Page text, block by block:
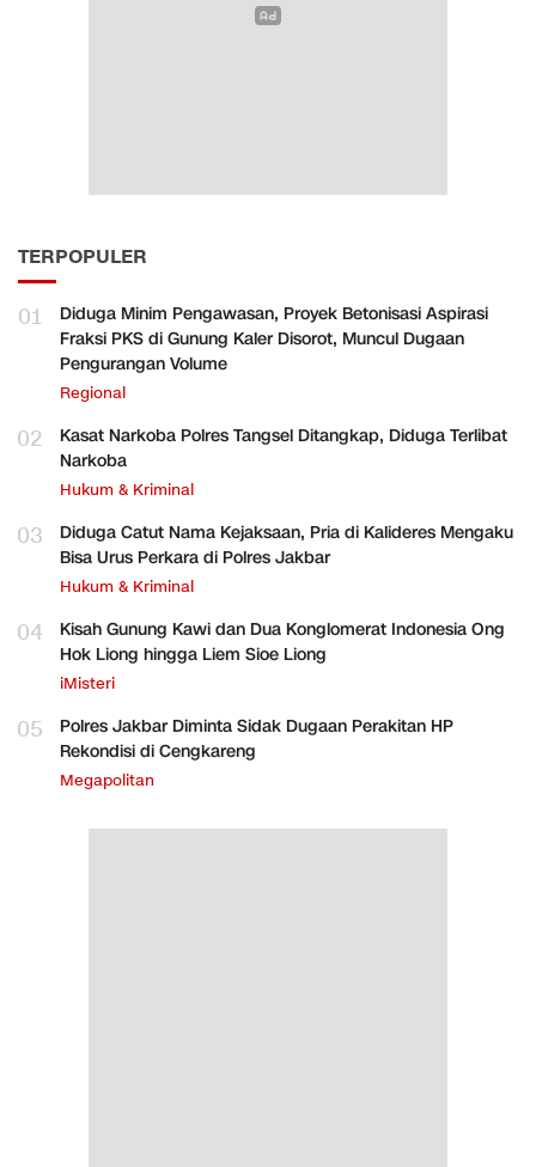
TERPOPULER
01
Diduga Minim Pengawasan, Proyek Betonisasi Aspirasi
Fraksi PKS di Gunung Kaler Disorot, Muncul Dugaan
Pengurangan Volume
Regional
02
Kasat Narkoba Polres Tangsel Ditangkap, Diduga Terlibat
Narkoba
Hukum & Kriminal
03
Diduga Catut Nama Kejaksaan, Pria di Kalideres Mengaku
Bisa Urus Perkara di Polres Jakbar
Hukum & Kriminal
04
Kisah Gunung Kawi dan Dua Konglomerat Indonesia Ong
Hok Liong hingga Liem Sioe Liong
iMisteri
05
Polres Jakbar Diminta Sidak Dugaan Perakitan HP
Rekondisi di Cengkareng
Megapolitan